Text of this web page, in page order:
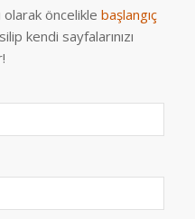
olarak öncelikle başlangıç
kendi sayfalarınızı